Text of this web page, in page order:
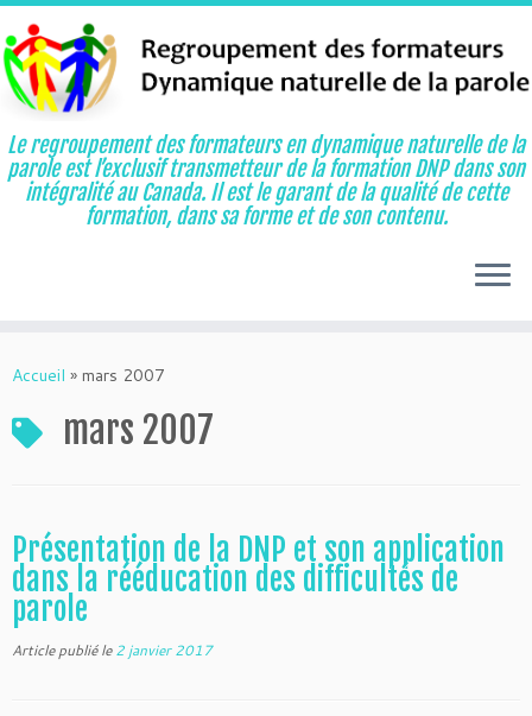
au
Le regroupement des formateurs en dynamique naturelle de la
parole est l’exclusif transmetteur de la formation DNP dans son
intégralité au Canada. Il est le garant de la qualité de cette
formation, dans sa forme et de son contenu.
Accueil » mars 2007
mars 2007
Présentation de la DNP et son application
dans la rééducation des difficultés de
parole
Article publié le2 janvier 2017